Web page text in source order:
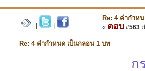
Re: 4 คำกำห
« ตอบ #563
Re: 4 คำกำหนด เป็นกลอน 1 บท
ก